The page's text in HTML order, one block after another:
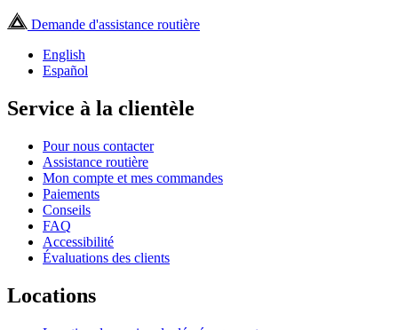
Demande d'assistance routière
English
Español
Service à la clientèle
Pour nous contacter
Assistance routière
Mon compte et mes commandes
Paiements
Conseils
FAQ
Accessibilité
Évaluations des clients
Locations